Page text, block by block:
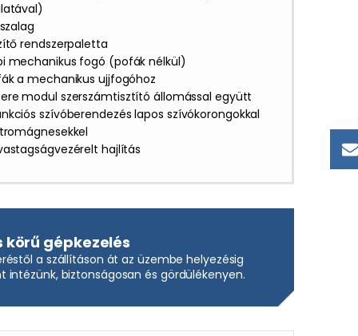
rendszerpaletta
mechanikus fogó (pofák nélkül)
a mechanikus ujjfogóhoz
modul szerszámtisztító állomással együtt
szívóberendezés lapos szívókorongokkal
hajlítás
körű gépkezelés
a szállításon át az üzembe helyezésig
intézünk, biztonságosan és gördülékenyen.